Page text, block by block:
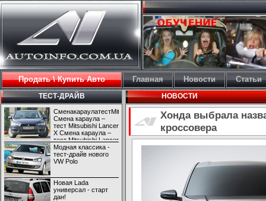
Продать \ Купить Авто Главная Новости Статьи
ТЕСТ-ДРАЙВ
СменакараулатестMitsubishiLancerX
Смена караула –
тест Mitsubishi Lancer
X Смена караула –
тест Mitsubishi Lancer
X
Модная классика -
тест-драйв нового
VW Polo
Новая Lada
универсал - старт
дан!
НОВОСТИ
Хонда выбрала
кроссовера